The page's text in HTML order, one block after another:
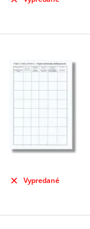
Vypredané